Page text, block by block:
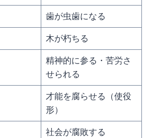
歯が虫歯になる
木が朽ちる
精神的に参る・苦労さ
せられる
才能を腐らせる（使役
形）
社会が腐敗する